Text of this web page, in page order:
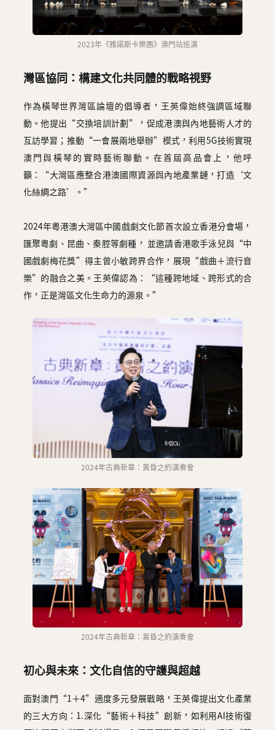
2023年《雅諾斯卡樂團》澳門站巡演
灣區協同：構建文化共同體的戰略視野
作為橫琴世界灣區論壇的倡導者，王英偉始終強調區域聯
動。他提出“交換培訓計劃”，促成港澳與內地藝術人才的
互訪學習；推動“一會展兩地舉辦”模式，利用5G技術實現
澳門與橫琴的實時藝術聯動。在首屆高品會上，他呼
籲：“大灣區應整合港澳國際資源與內地產業鏈，打造‘文
化絲綢之路’。”
2024年粵港澳大灣區中國戲劇文化節首次設立香港分會場，
匯聚粵劇、昆曲、秦腔等劇種， 並邀請香港歌手泳兒與“中
國戲劇梅花獎”得主曾小敏跨界合作，展現“戲曲＋流行音
樂”的融合之美。王英偉認為：“這種跨地域、跨形式的合
作，正是灣區文化生命力的源泉。”
2024年古典新章：黃昏之約演奏會
2024年古典新章：黃昏之約演奏會
初心與未來：文化自信的守護與超越
面對澳門“1＋4”適度多元發展戰略，王英偉提出文化產業
的三大方向：1.深化“藝術＋科技”創新，如利用AI技術復